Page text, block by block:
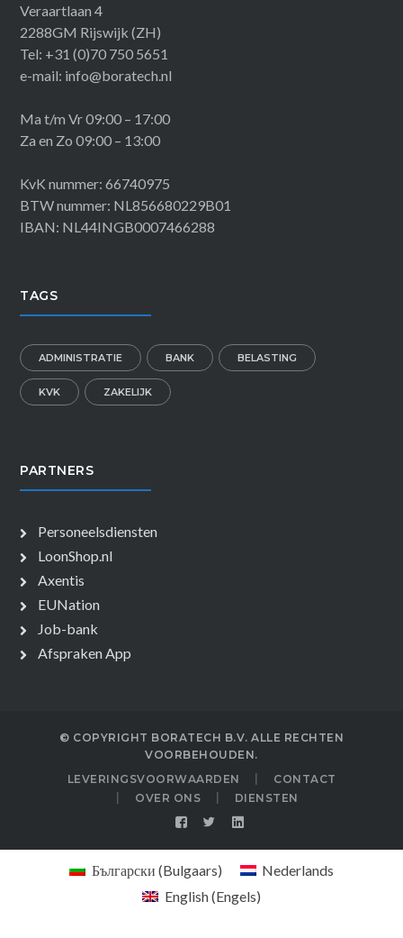
Veraartlaan 4
2288GM Rijswijk (ZH)
Tel: +31 (0)70 750 5651
e-mail: info@boratech.nl
Ma t/m Vr 09:00 – 17:00
Za en Zo 09:00 – 13:00
KvK nummer: 66740975
BTW nummer: NL856680229B01
IBAN: NL44INGB0007466288
TAGS
ADMINISTRATIE BANK BELASTING
KVK ZAKELIJK
PARTNERS
Personeelsdiensten
LoonShop.nl
Axentis
EUNation
Job-bank
Afspraken App
© COPYRIGHT BORATECH B.V. ALLE RECHTEN
VOORBEHOUDEN.
LEVERINGSVOORWAARDEN
CONTACT
OVER ONS
DIENSTEN
Български (Bulgaars)
Nederlands
English(Engels)